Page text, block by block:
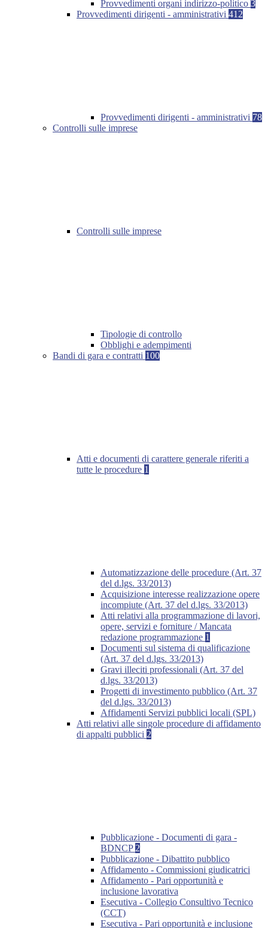
Provvedimenti organi indirizzo-politico 3
Provvedimenti dirigenti - amministrativi 412
Provvedimenti dirigenti - amministrativi 78
Controlli sulle imprese
Controlli sulle imprese
Tipologie di controllo
Obblighi e adempimenti
Bandi di gara e contratti 100
Atti e documenti di carattere generale riferiti a
tutte le procedure 1
Automatizzazione delle procedure (Art. 37
del d.lgs. 33/2013)
Acquisizione interesse realizzazione opere
incompiute (Art. 37 del d.lgs. 33/2013)
Atti relativi alla programmazione di lavori,
opere, servizi e forniture / Mancata
redazione programmazione 1
Documenti sul sistema di qualificazione
(Art. 37 del d.lgs. 33/2013)
Gravi illeciti professionali (Art. 37 del
d.lgs. 33/2013)
Progetti di investimento pubblico (Art. 37
del d.lgs. 33/2013)
Affidamenti Servizi pubblici locali (SPL)
Atti relativi alle singole procedure di affidamento
di appalti pubblici 2
Pubblicazione - Documenti di gara -
BDNCP 2
Pubblicazione - Dibattito pubblico
Affidamento - Commissioni giudicatrici
Affidamento - Pari opportunità e
inclusione lavorativa
Esecutiva - Collegio Consultivo Tecnico
(CCT)
Esecutiva - Pari opportunità e inclusione